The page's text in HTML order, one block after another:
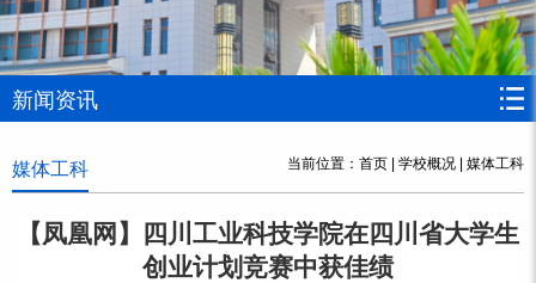
新闻资讯
媒体工科 当前位置： 首页 | 学校概况 | 媒体工科
【凤凰网】四川工业科技学院在四川省大学生
创业计划竞赛中获佳绩